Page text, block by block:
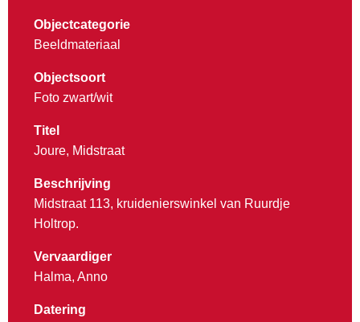
Objectcategorie
Beeldmateriaal
Objectsoort
Foto zwart/wit
Titel
Joure, Midstraat
Beschrijving
Midstraat 113, kruidenierswinkel van Ruurdje
Holtrop.
Vervaardiger
Halma, Anno
Datering